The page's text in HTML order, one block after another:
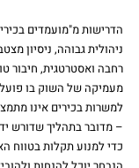
הדרישות מ"מועמדים
ניהולית גבוהה, ניסיון
רחבה ואסטרטגית, חיבור
מעמיקה של השוק בו פועל
למשרות בכירים אינו
– מדובר בתהליך שדורש
כדי למנוע תקלות בטווח